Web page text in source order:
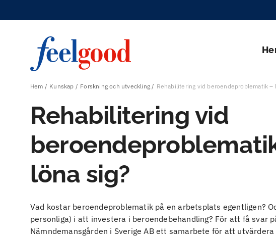
Hem Kunskap Forskning och utveckling Rehabilitering vid beroendeproblematik –
Rehabilitering vid
löna sig?
Vad kostar beroendeproblematik på en arbetsplats egentligen?
personliga) i att investera i beroendebehandling? För att få svar
Nämndemansgården i Sverige AB ett samarbete för att